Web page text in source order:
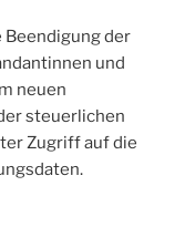
Beendigung der
und
neuen
steuerlichen
Zugriff auf die